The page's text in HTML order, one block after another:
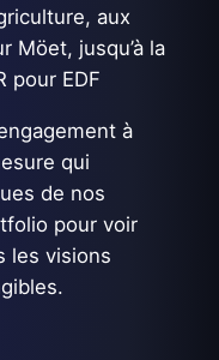
aux
Möet, jusqu’à la
pour EDF
à
qui
de nos
pour voir
les visions